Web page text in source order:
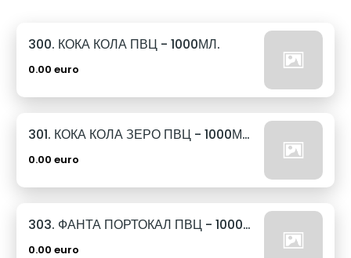
300. КОКА КОЛА ПВЦ - 1000МЛ.
0.00 euro
301. КОКА КОЛА ЗЕРО ПВЦ - 1000МЛ.
0.00 euro
303. ФАНТА ПОРТОКАЛ ПВЦ - 1000МЛ.
0.00 euro